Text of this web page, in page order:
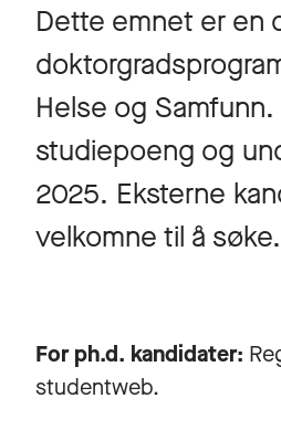
Dette emnet er en
Helse og
studiepoeng og
2025. Eksterne
velkomne til å søke.
For ph.d. kandidater:
studentweb.